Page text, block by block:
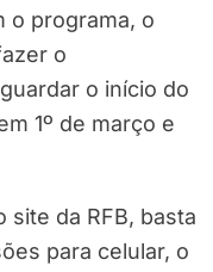
o programa, o
o
o início do
1º de março e
site da RFB, basta
para celular, o